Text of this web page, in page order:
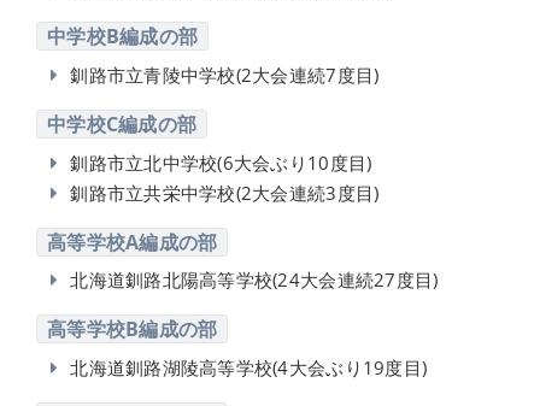
中学校B編成の部
釧路市立青陵中学校(2大会連続7度目)
中学校C編成の部
釧路市立北中学校(6大会ぶり10度目)
釧路市立共栄中学校(2大会連続3度目)
高等学校A編成の部
北海道釧路北陽高等学校(24大会連続27度目)
高等学校B編成の部
北海道釧路湖陵高等学校(4大会ぶり19度目)